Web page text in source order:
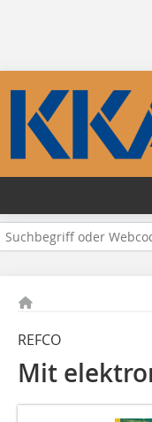
REFCO
Mit